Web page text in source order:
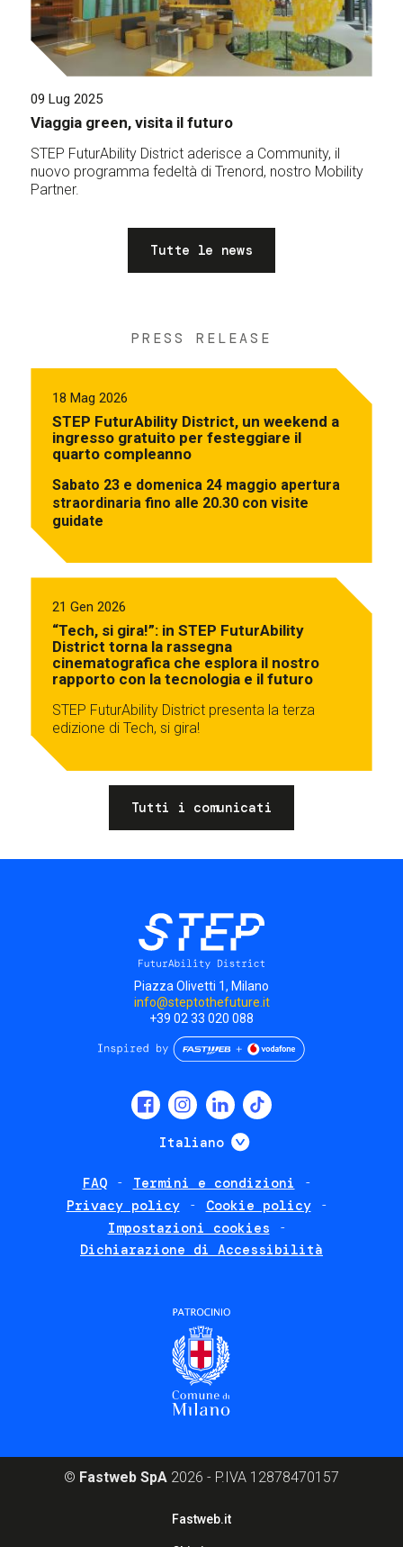
09 Lug 2025
Viaggia green, visita il futuro
STEP FuturAbility District aderisce a Community, il
nuovo programma fedeltà di Trenord, nostro Mobility
Partner.
Tutte le news
PRESS RELEASE
18 Mag 2026
STEP FuturAbility District, un weekend a
ingresso gratuito per festeggiare il
quarto compleanno
Sabato 23 e domenica 24 maggio apertura
straordinaria fino alle 20.30 con visite
guidate
21 Gen 2026
“Tech, si gira!”: in STEP FuturAbility
District torna la rassegna
cinematografica che esplora il nostro
rapporto con la tecnologia e il futuro
STEP FuturAbility District presenta la terza
edizione di Tech, si gira!
Tutti i comunicati
Piazza Olivetti 1, Milano
info@steptothefuture.it
+39 02 33 020 088
Italiano Mostra ulteriori
FAQ
Termini e condizioni
Privacy policy
Cookie policy
Impostazioni cookies
Dichiarazione di Accessibilità
© Fastweb SpA 2026 - P.IVA 12878470157
Fastweb.it